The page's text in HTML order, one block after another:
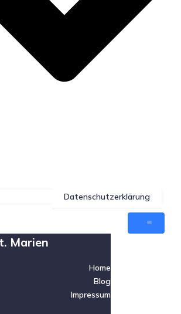
Datenschutzerklärung
Marien
Home
Blog
Impressum